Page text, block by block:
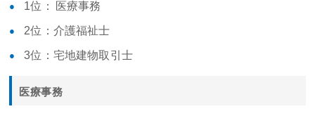
1位： 医療事務
2位：介護福祉士
3位：宅地建物取引士
医療事務